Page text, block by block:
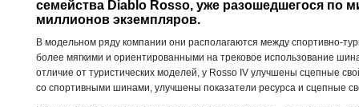
семейства Diablo Rosso, уже разошедшегося по
миллионов экземпляров.
В модельном ряду компании они располагаются между спортивно-
более мягкими и ориентированными на трековое использование
отличие от туристических моделей, у Rosso IV улучшены сцепные
со спортивными шинами, улучшены показатели ресурса и сцепные